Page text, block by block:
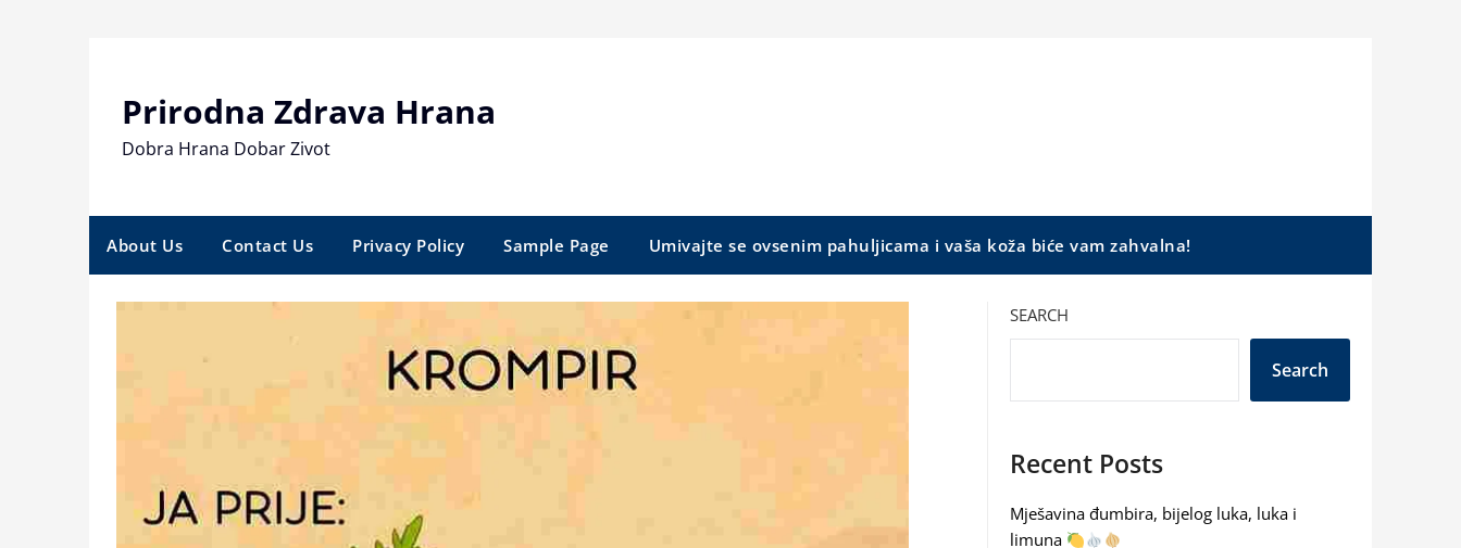
Prirodna Zdrava Hrana
Dobra Hrana Dobar Zivot
About Us Contact Us Privacy Policy Sample Page Umivajte se ovsenim pahuljicama i vaša koža biće vam zahvalna!
SEARCH
Search
Recent Posts
Mješavina đumbira, bijelog luka, luka i
limuna